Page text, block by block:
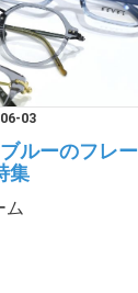
03
ルーのフレー
集
ム